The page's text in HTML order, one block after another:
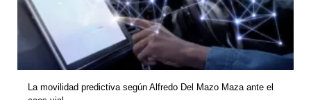
La movilidad predictiva según Alfredo Del Mazo Maza ante el